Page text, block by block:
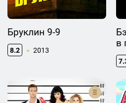
Бруклин 9-9
8.2 2013
в